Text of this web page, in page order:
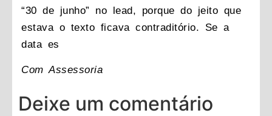
“30 de junho” no lead, porque do jeito que
estava o texto ficava contraditório. Se a
data es
Com Assessoria
Deixe um comentário